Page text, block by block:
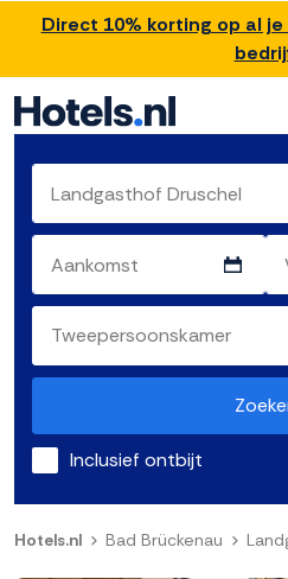
Direct 10% korting op al
Inclusief ontbijt
Hotels.nl Bad Brückenau